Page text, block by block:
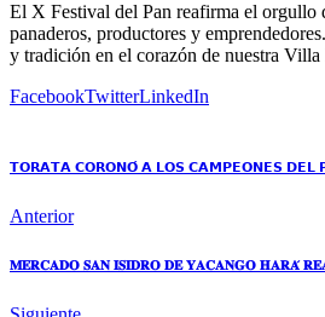
El X Festival del Pan reafirma el orgullo
panaderos, productores y
y tradición en el corazón de nuestra Villa
FacebookTwitterLinkedIn
𝗧𝗢𝗥𝗔𝗧𝗔 𝗖𝗢𝗥𝗢𝗡𝗢́ 𝗔 𝗟𝗢𝗦 𝗖𝗔𝗠𝗣𝗘𝗢𝗡𝗘𝗦 𝗗𝗘𝗟
Anterior
𝐌𝐄𝐑𝐂𝐀𝐃𝐎 𝐒𝐀𝐍 𝐈𝐒𝐈𝐃𝐑𝐎 𝐃𝐄 𝐘𝐀𝐂𝐀𝐍𝐆𝐎 𝐇𝐀𝐑𝐀́